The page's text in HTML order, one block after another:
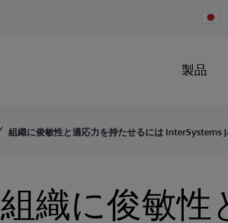
Change
製品
組織に俊敏性と適応力を持たせるには
組織に俊敏性